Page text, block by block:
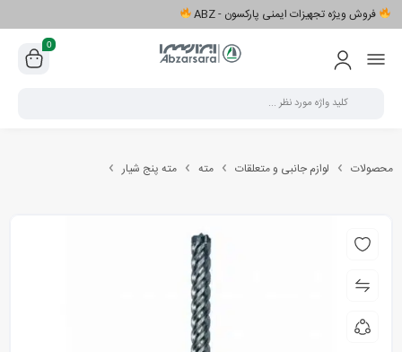
فروش ویژه تجهیزات ایمنی پارکسون - ABZ
0
محصولات لوازم جانبی و متعلقات مته مته پنج شیار